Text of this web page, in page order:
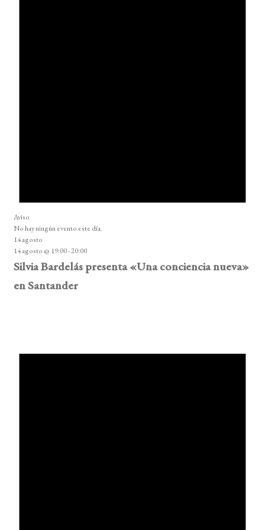
Aviso
No hay ningún evento este día.
14 agosto
14 agosto @ 19:00-20:00
Silvia Bardelás presenta «Una conciencia nueva»
en Santander